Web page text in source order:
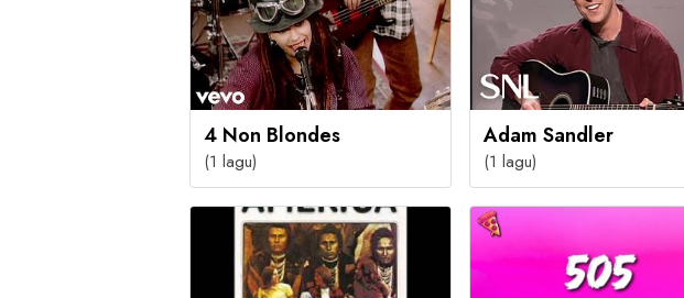
4 Non Blondes
(1 lagu)
Adam Sandler
(1 lagu)